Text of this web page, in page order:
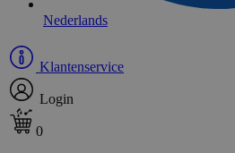
Nederlands
Klantenservice
Login
0